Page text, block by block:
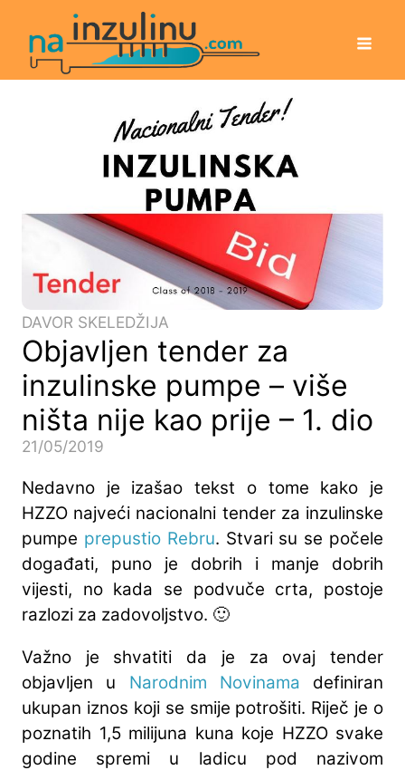
DAVOR SKELEDŽIJA
Objavljen tender za
inzulinske pumpe – više
ništa nije kao prije – 1. dio
21/05/2019
Nedavno je izašao tekst o tome kako je
HZZO najveći nacionalni tender za inzulinske
pumpe prepustio Rebru. Stvari su se počele
događati, puno je dobrih i manje dobrih
vijesti, no kada se podvuče crta, postoje
razlozi za zadovoljstvo. 🙂
Važno je shvatiti da je za ovaj tender
objavljen u Narodnim Novinama definiran
ukupan iznos koji se smije potrošiti. Riječ je o
poznatih 1,5 milijuna kuna koje HZZO svake
godine spremi u ladicu pod nazivom